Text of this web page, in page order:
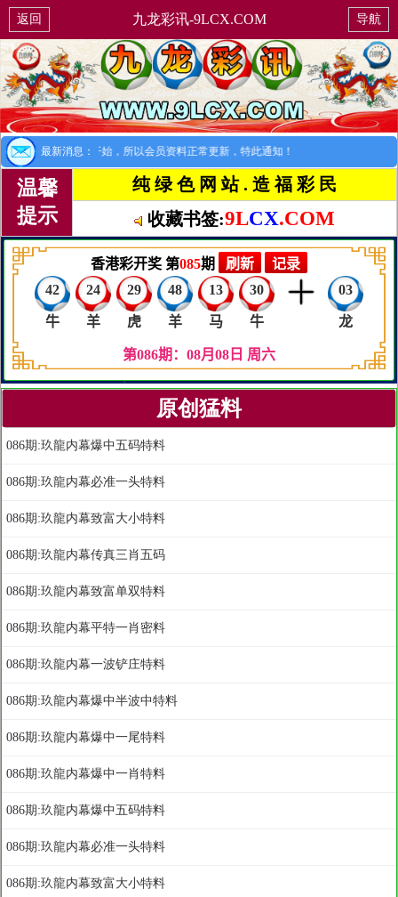
返回 九龙彩讯-9LCX.COM 导航
最新消息：
示：8月1日开始，所以会员资料正常更新，特此通知！
温馨
提示
纯 绿 色 网 站 . 造 福 彩 民
收藏书签:9LCX.COM
原创猛料
086期:玖龍内幕爆中五码特料
086期:玖龍内幕必准一头特料
086期:玖龍内幕致富大小特料
086期:玖龍内幕传真三肖五码
086期:玖龍内幕致富单双特料
086期:玖龍内幕平特一肖密料
086期:玖龍内幕一波铲庄特料
086期:玖龍内幕爆中半波中特料
086期:玖龍内幕爆中一尾特料
086期:玖龍内幕爆中一肖特料
086期:玖龍内幕爆中五码特料
086期:玖龍内幕必准一头特料
086期:玖龍内幕致富大小特料